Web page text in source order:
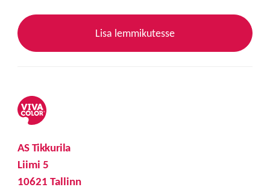
Lisa lemmikutesse
AS Tikkurila
Liimi 5
10621 Tallinn